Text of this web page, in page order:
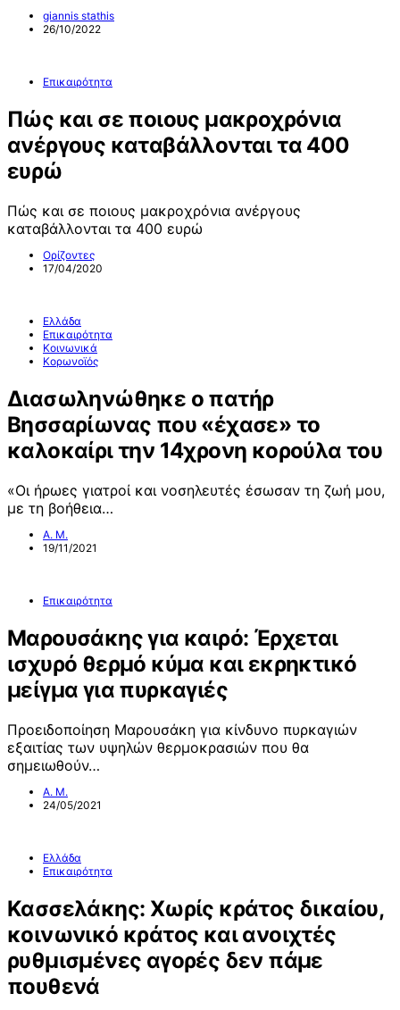
giannis stathis
26/10/2022
Επικαιρότητα
Πώς και σε ποιους μακροχρόνια
ανέργους καταβάλλονται τα 400
ευρώ
Πώς και σε ποιους μακροχρόνια ανέργους
καταβάλλονται τα 400 ευρώ
Ορίζοντες
17/04/2020
Ελλάδα
Επικαιρότητα
Κοινωνικά
Κορωνοϊός
Διασωληνώθηκε ο πατήρ
Βησσαρίωνας που «έχασε» το
καλοκαίρι την 14χρονη κορούλα του
«Οι ήρωες γιατροί και νοσηλευτές έσωσαν τη ζωή μου,
με τη βοήθεια…
Α. Μ.
19/11/2021
Επικαιρότητα
Μαρουσάκης για καιρό: Έρχεται
ισχυρό θερμό κύμα και εκρηκτικό
μείγμα για πυρκαγιές
Προειδοποίηση Μαρουσάκη για κίνδυνο πυρκαγιών
εξαιτίας των υψηλών θερμοκρασιών που θα
σημειωθούν…
Α. Μ.
24/05/2021
Ελλάδα
Επικαιρότητα
Κασσελάκης: Χωρίς κράτος δικαίου,
κοινωνικό κράτος και ανοιχτές
ρυθμισμένες αγορές δεν πάμε
πουθενά